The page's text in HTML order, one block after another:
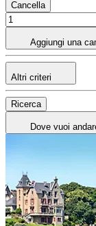
Cancella
Aggiungi una
Altri criteri
Ricerca
Dove vuoi